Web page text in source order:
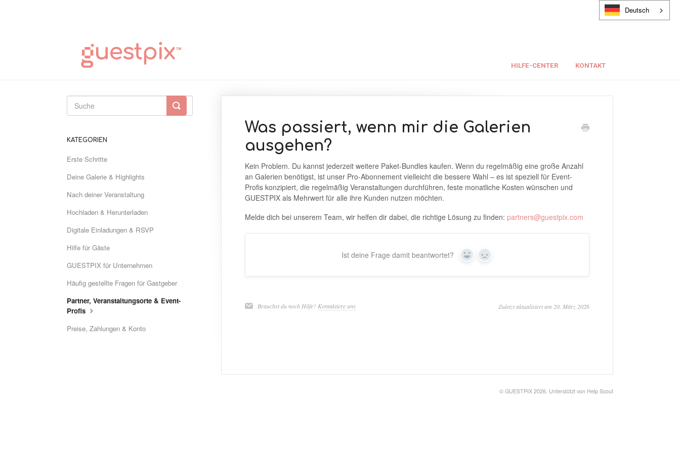
Deutsch
HILFE-CENTER KONTAKT
Was passiert, wenn mir die Galerien
ausgehen?
Kein Problem. Du kannst jederzeit weitere Paket-Bundles kaufen. Wenn du regelmäßig eine große Anzahl
an Galerien benötigst, ist unser Pro-Abonnement vielleicht die bessere Wahl – es ist speziell für Event-
Profis konzipiert, die regelmäßig Veranstaltungen durchführen, feste monatliche Kosten wünschen und
GUESTPIX als Mehrwert für alle ihre Kunden nutzen möchten.
Melde dich bei unserem Team, wir helfen dir dabei, die richtige Lösung zu finden: partners@guestpix.com
Ist deine Frage damit beantwortet? Ja Nein
Brauchst du noch Hilfe? Kontaktiere uns Zuletzt aktualisiert am 20. März 2026
Suche
umschalten
KATEGORIEN
Erste Schritte
Deine Galerie & Highlights
Nach deiner Veranstaltung
Hochladen & Herunterladen
Digitale Einladungen & RSVP
Hilfe für Gäste
GUESTPIX für Unternehmen
Häufig gestellte Fragen für Gastgeber
Partner, Veranstaltungsorte & Event-
Profis
Preise, Zahlungen & Konto
© GUESTPIX 2026. Unterstützt von Help Scout